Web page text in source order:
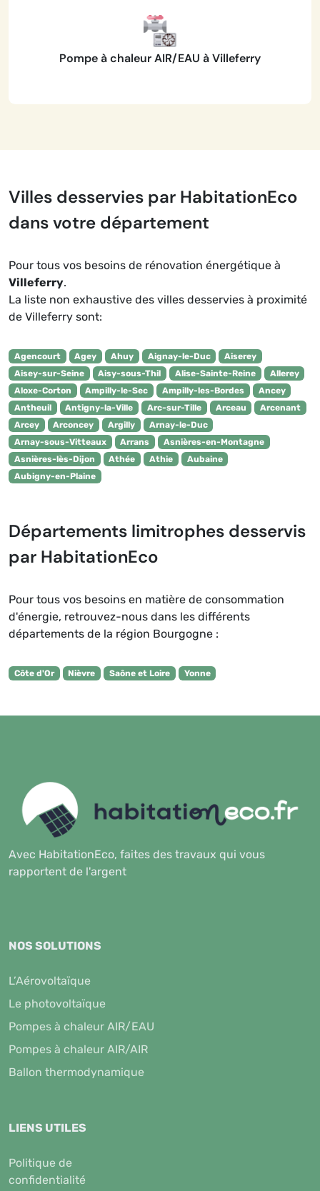
Pompe à chaleur AIR/EAU à Villeferry
Villes desservies par HabitationEco
dans votre département
Pour tous vos besoins de rénovation énergétique à
Villeferry.
La liste non exhaustive des villes desservies à proximité
de Villeferry sont:
Agencourt Agey Ahuy Aignay-le-Duc
Aiserey
Aisey-sur-Seine
Aisy-sous-Thil Alise-Sainte-Reine
Allerey
Aloxe-Corton
Ampilly-le-Sec Ampilly-les-Bordes
Ancey
Antheuil
Antigny-la-Ville Arc-sur-Tille Arceau
Arcenant
Arcey
Arconcey Argilly
Arnay-le-Duc
Arnay-sous-Vitteaux
Arrans
Asnières-en-Montagne
Asnières-lès-Dijon
Athée Athie
Aubaine
Aubigny-en-Plaine
Départements limitrophes desservis
par HabitationEco
Pour tous vos besoins en matière de consommation
d'énergie, retrouvez-nous dans les différents
départements de la région Bourgogne :
Côte d'Or Nièvre Saône et Loire Yonne
Avec HabitationEco, faites des travaux qui vous
rapportent de l'argent
NOS SOLUTIONS
L’Aérovoltaïque
Le photovoltaïque
Pompes à chaleur AIR/EAU
Pompes à chaleur AIR/AIR
Ballon thermodynamique
LIENS UTILES
Politique de
confidentialité